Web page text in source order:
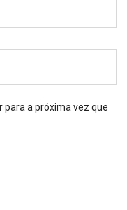
a próxima vez que